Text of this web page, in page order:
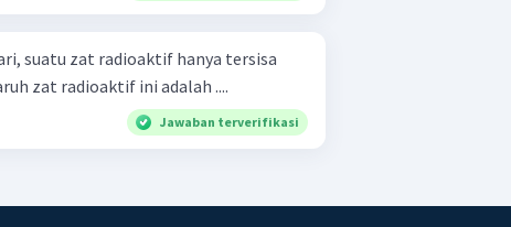
suatu zat radioaktif hanya tersisa
zat radioaktif ini adalah ....
Jawaban terverifikasi